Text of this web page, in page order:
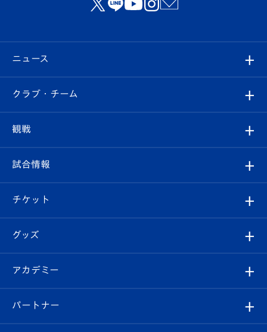
ニュース
すべて
クラブ
試合情報
チケット
イベント
メディア
クラブ・チーム
クラブ概要
エンブレム紹介
スタッフプロフィール
マスコット紹介
観戦
観戦ルール
はじめての観戦ガイド
Revive Team
ヴィヴィくんの長崎おもてなしガイド
試合情報
試合日程/結果
フォトギャラリー
スタジアムグルメ
チケット
チケット
V-LOVERS（ファンクラブ）
プレイヤーズスイート
グッズ
オンラインショップ
店舗情報
アカデミー
育成からのお知らせ
パートナー